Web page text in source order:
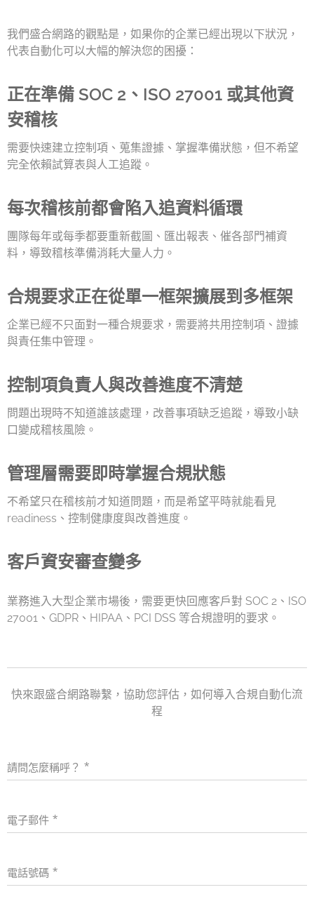
我們盛合網路的觀點是，如果你的企業已經出現以下狀況，
代表自動化可以大幅的解決您的困擾：
正在準備 SOC 2、ISO 27001 或其他資
安稽核
需要快速建立控制項、蒐集證據、掌握準備狀態，但不希望
完全依賴試算表與人工追蹤。
每次稽核前都會陷入追資料循環
團隊每年或每季都要重新截圖、匯出報表、催各部門補資
料，導致稽核準備消耗大量人力。
合規要求正在從單一框架擴展到多框架
企業已經不只面對一種合規要求，需要將共用控制項、證據
與責任集中管理。
控制項負責人與改善進度不清楚
問題出現時不知道誰該處理，改善事項缺乏追蹤，導致小缺
口變成稽核風險。
管理層需要即時掌握合規狀態
不希望只在稽核前才知道問題，而是希望平時就能看見
readiness、控制健康度與改善進度。
客戶資安審查變多
業務進入大型企業市場後，需要更快回應客戶對 SOC 2、ISO
27001、GDPR、HIPAA、PCI DSS 等合規證明的要求。
快來跟盛合網路聯繫，協助您評估，如何導入合規自動化流
程
請問怎麼稱呼？
電子郵件
電話號碼